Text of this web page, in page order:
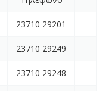
23710 29201
23710 29249
23710 29248